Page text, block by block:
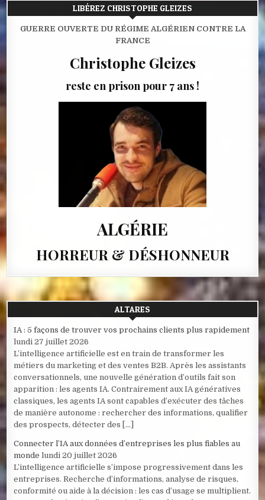
LIBÉREZ CHRISTOPHE GLEIZES
GUERRE OUVERTE DU RÉGIME ALGÉRIEN CONTRE LA
FRANCE
Christophe Gleizes
reste en prison pour 7 ans !
ALGÉRIE
HORREUR & DÉSHONNEUR
ALTARES
IA : 5 façons de trouver vos prochains clients plus rapidement
lundi 27 juillet 2026
L’intelligence artificielle est en train de transformer les
métiers du marketing et des ventes B2B. Après les assistants
conversationnels, une nouvelle génération d’outils fait son
apparition : les agents IA. Contrairement aux IA génératives
classiques, les agents IA sont capables d’exécuter des tâches
de manière autonome : rechercher des informations, qualifier
des prospects, détecter des […]
Connecter l’IA aux données d’entreprises les plus fiables au
monde lundi 20 juillet 2026
L’intelligence artificielle s’impose progressivement dans les
entreprises. Recherche d’informations, analyse de risques,
conformité ou aide à la décision : les cas d’usage se multiplient.